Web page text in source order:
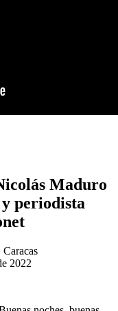
Maduro
periodista
2022